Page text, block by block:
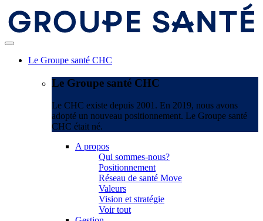
Le Groupe santé CHC
Le Groupe santé CHC
Le CHC existe depuis 2001. En 2019, nous avons
adopté un nouveau positionnement. Le Groupe santé
CHC était né.
A propos
Qui sommes-nous?
Positionnement
Réseau de santé Move
Valeurs
Vision et stratégie
Voir tout